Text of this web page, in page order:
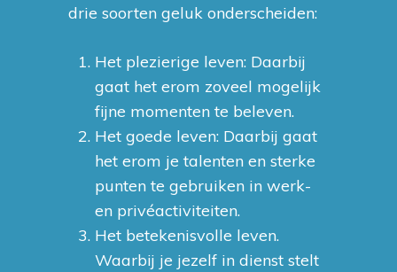
drie soorten geluk onderscheiden:
Het plezierige leven: Daarbij
gaat het erom zoveel mogelijk
fijne momenten te beleven.
Het goede leven: Daarbij gaat
het erom je talenten en sterke
punten te gebruiken in werk-
en privéactiviteiten.
Het betekenisvolle leven.
Waarbij je jezelf in dienst stelt